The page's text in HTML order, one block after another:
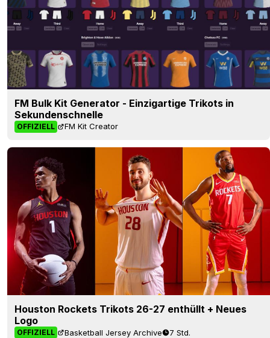
FM Bulk Kit Generator - Einzigartige Trikots in
Sekundenschnelle
OFFIZIELL FM Kit Creator
Houston Rockets Trikots 26-27 enthüllt + Neues
Logo
OFFIZIELL Basketball Jersey Archive 7 Std.